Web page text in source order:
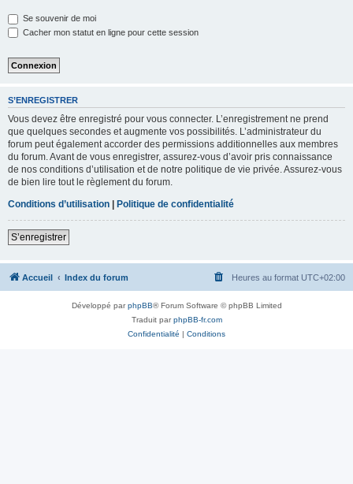
Se souvenir de moi
Cacher mon statut en ligne pour cette session
S’ENREGISTRER
Vous devez être enregistré pour vous connecter. L’enregistrement ne prend
que quelques secondes et augmente vos possibilités. L’administrateur du
forum peut également accorder des permissions additionnelles aux membres
du forum. Avant de vous enregistrer, assurez-vous d’avoir pris connaissance
de nos conditions d’utilisation et de notre politique de vie privée. Assurez-vous
de bien lire tout le règlement du forum.
Conditions d’utilisation | Politique de confidentialité
S’enregistrer
Accueil Index du forum Heures au format UTC+02:00
Développé parphpBB® Forum Software © phpBB Limited
Traduit parphpBB-fr.com
Confidentialité | Conditions